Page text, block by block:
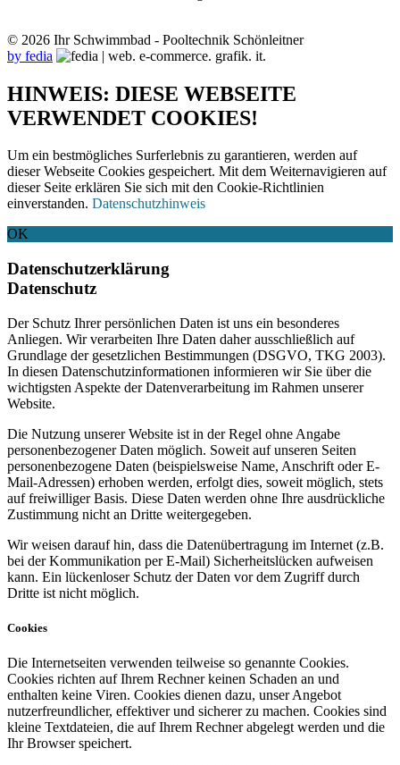
© 2026 Ihr Schwimmbad - Pooltechnik Schönleitner
by fedia
HINWEIS: DIESE WEBSEITE
VERWENDET COOKIES!
Um ein bestmögliches Surferlebnis zu garantieren, werden auf
dieser Webseite Cookies gespeichert. Mit dem Weiternavigieren auf
dieser Seite erklären Sie sich mit den Cookie-Richtlinien
einverstanden. Datenschutzhinweis
OK
Datenschutzerklärung
Datenschutz
Der Schutz Ihrer persönlichen Daten ist uns ein besonderes
Anliegen. Wir verarbeiten Ihre Daten daher ausschließlich auf
Grundlage der gesetzlichen Bestimmungen (DSGVO, TKG 2003).
In diesen Datenschutzinformationen informieren wir Sie über die
wichtigsten Aspekte der Datenverarbeitung im Rahmen unserer
Website.
Die Nutzung unserer Website ist in der Regel ohne Angabe
personenbezogener Daten möglich. Soweit auf unseren Seiten
personenbezogene Daten (beispielsweise Name, Anschrift oder E-
Mail-Adressen) erhoben werden, erfolgt dies, soweit möglich, stets
auf freiwilliger Basis. Diese Daten werden ohne Ihre ausdrückliche
Zustimmung nicht an Dritte weitergegeben.
Wir weisen darauf hin, dass die Datenübertragung im Internet (z.B.
bei der Kommunikation per E-Mail) Sicherheitslücken aufweisen
kann. Ein lückenloser Schutz der Daten vor dem Zugriff durch
Dritte ist nicht möglich.
Cookies
Die Internetseiten verwenden teilweise so genannte Cookies.
Cookies richten auf Ihrem Rechner keinen Schaden an und
enthalten keine Viren. Cookies dienen dazu, unser Angebot
nutzerfreundlicher, effektiver und sicherer zu machen. Cookies sind
kleine Textdateien, die auf Ihrem Rechner abgelegt werden und die
Ihr Browser speichert.